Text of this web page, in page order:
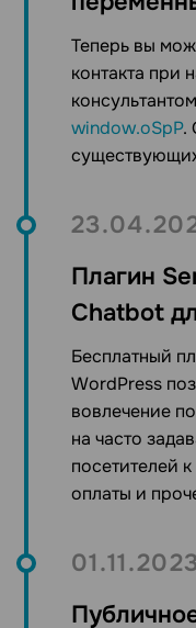
Теперь вы
контакта при
window.oSpP.
Плагин
Chatbot
Бесплатный
WordPress
вовлечение
на часто
посетителей
оплаты и
01.11.2023